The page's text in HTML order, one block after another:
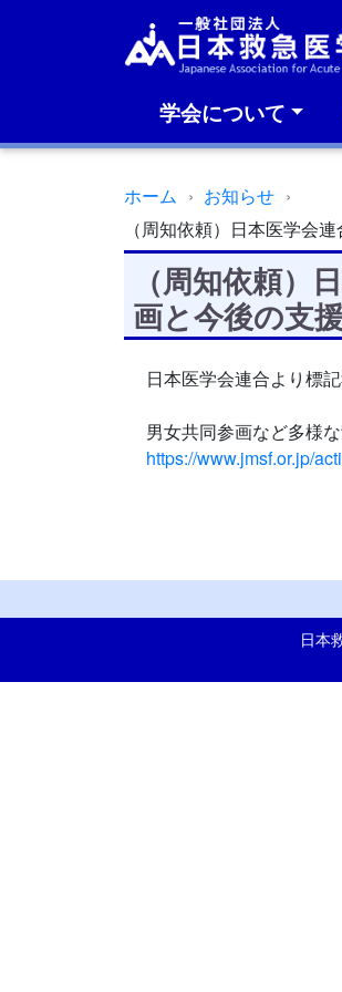
学会について
ホーム
お知らせ
（周知依頼）日本医学会
（周知依頼
画と今後の支
日本医学会連合より標
男女共同参画など多様
https://www.jmsf.or.jp/
日本